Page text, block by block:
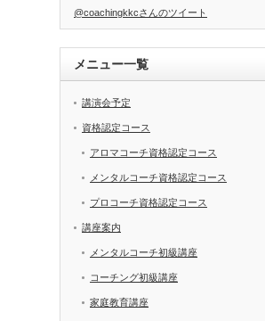
@coachingkkcさんのツイート
メニュー一覧
講演会予定
資格認定コース
アロマコーチ資格認定コース
メンタルコーチ資格認定コース
プロコーチ資格認定コース
講座案内
メンタルコーチ初級講座
コーチング初級講座
家庭教育講座